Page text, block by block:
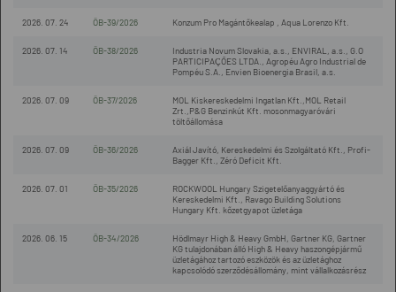
2026. 07. 24 ÖB-39/2026 Konzum Pro Magántőkealap , Aqua Lorenzo Kft.
2026. 07. 14 ÖB-38/2026
Industria Novum Slovakia, a.s., ENVIRAL, a.s., G.O
PARTICIPAÇÕES LTDA., Agropéu Agro Industrial de
Pompéu S.A., Envien Bioenergia Brasil, a.s.
2026. 07. 09 ÖB-37/2026
MOL Kiskereskedelmi Ingatlan Kft.,MOL Retail
Zrt.,P&G Benzinkút Kft. mosonmagyaróvári
töltőállomása
2026. 07. 09 ÖB-36/2026
Axiál Javító, Kereskedelmi és Szolgáltató Kft., Profi-
Bagger Kft., Zéró Deficit Kft.
2026. 07. 01 ÖB-35/2026
ROCKWOOL Hungary Szigetelőanyaggyártó és
Kereskedelmi Kft., Ravago Building Solutions
Hungary Kft. kőzetgyapot üzletága
2026. 06. 15 ÖB-34/2026
Hödlmayr High & Heavy GmbH, Gartner KG, Gartner
KG tulajdonában álló High & Heavy haszongépjármű
üzletágához tartozó eszközök és az üzletághoz
kapcsolódó szerződésállomány, mint vállalkozásrész